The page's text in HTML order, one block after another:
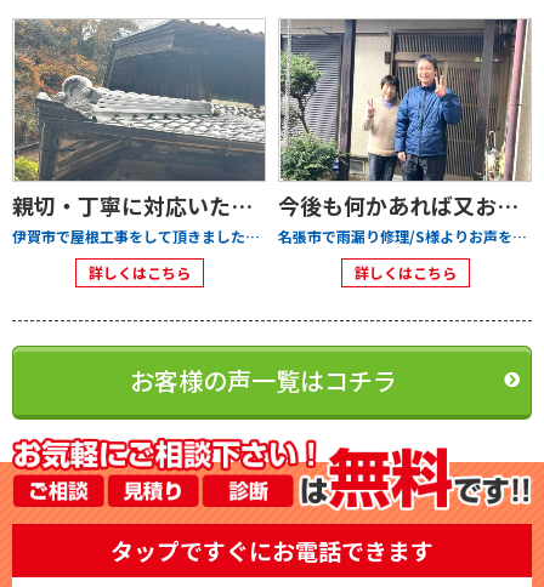
親切・丁寧に対応いただいたことに関感謝しています
伊賀市で屋根工事をして頂きましたO様より
詳しくはこちら
今後も何かあれば又お願いしたいと思っております。
名張市で雨漏り修理/S様よりお声を頂きました
詳しくはこちら
お客様の声一覧はコチラ
タップですぐにお電話できます